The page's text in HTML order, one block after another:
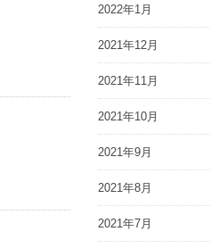
2022年1月
2021年12月
2021年11月
2021年10月
2021年9月
2021年8月
2021年7月